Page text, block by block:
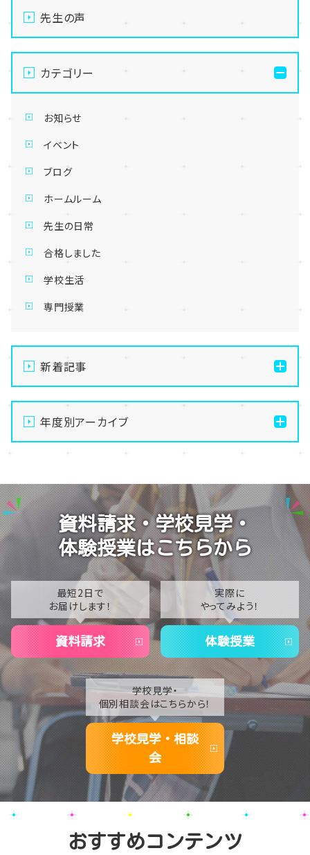
先生の声
カテゴリー
お知らせ
イベント
ブログ
ホームルーム
先生の日常
合格しました
学校生活
専門授業
新着記事
【宇都宮】手先を動かして無心になる🧶最高のデジタル
デトックス、はじめませんか？
【宇都宮】生徒会夏祭りを開催しました✨～第二段～
【宇都宮】校舎閉鎖期間のお知らせ🍉🌻
【宇都宮】推し活ネイルも楽しんじゃいます✊💕
年度別アーカイブ
2025
2024
資料請求・学校見学・
体験授業はこちらから
最短2日で
お届けします！
資料請求
実際に
やってみよう！
体験授業
学校見学・
個別相談会はこちらから！
学校見学・相談
会
おすすめコンテンツ